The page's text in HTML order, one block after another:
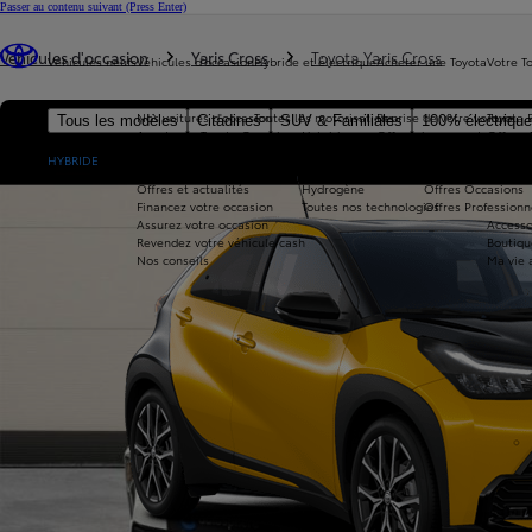
Passer au contenu suivant (Press Enter)
Véhicules neufs
Tous les modèles Citadines SUV & Familiales 100%
HYBRIDE
Véhicules d'occasion
Nos voitures d'occasion
Avantages Toyota Occasions
Offres et actualités
Financez votre occasion
Assurez votre occasion
Revendez votre véhicule cash
Nos conseils
Hybride et électrique
Toutes les motorisations
Hybride
Hydrogène
Toutes nos technologies
Acheter une Toyota
Reprise de votre voiture
Offres du moment
Offres Occasions
Offres
Votre
Toyota
Offres
Ma vie
Véhicules d'occasion Yaris Cross Toyota Yaris Cross